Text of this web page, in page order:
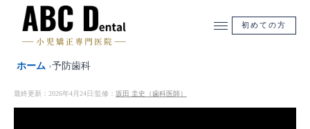
初めての方
ホーム ›予防歯科
最終更新：2026年4月24日 監修： 坂田 圭史（歯科医師）